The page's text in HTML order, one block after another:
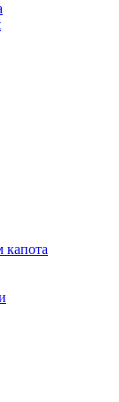
капота